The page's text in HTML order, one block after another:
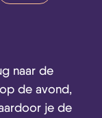
naar de
de avond,
je de